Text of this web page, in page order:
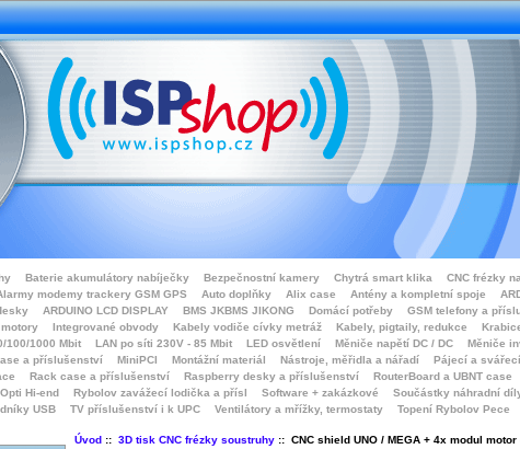
Baterie akumulátory nabíječky Bezpečnostní kamery Chytrá smart klika CNC frézky
modemy trackery GSM GPS Auto doplňky Alix case Antény a kompletní spoje
ARDUINO LCD DISPLAY BMS JKBMS JIKONG Domácí potřeby GSM telefony a
Integrované obvody Kabely vodiče cívky metráž Kabely, pigtaily, redukce
100/1000 Mbit LAN po síti 230V - 85 Mbit LED osvětlení Měniče napětí DC / DC Měniče
a příslušenství MiniPCI Montážní materiál Nástroje, měřidla a nářadí Pájecí a
Rack case a příslušenství Raspberry desky a příslušenství RouterBoard a UBNT case
Hi-end Rybolov zavážecí lodička a přísl Software + zakázkové Součástky náhradní
USB
TV příslušenství i k UPC Ventilátory a mřížky, termostaty Topení Rybolov Pece
Úvod:: 3D tisk CNC frézky soustruhy:: CNC shield UNO / MEGA + 4x modul